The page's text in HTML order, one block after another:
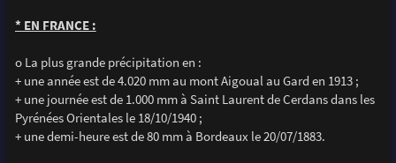
* EN FRANCE :
o La plus grande précipitation en :
+ une année est de 4.020 mm au mont Aigoual au Gard en 1913 ;
+ une journée est de 1.000 mm à Saint Laurent de Cerdans dans les
Pyrénées Orientales le 18/10/1940 ;
+ une demi-heure est de 80 mm à Bordeaux le 20/07/1883.